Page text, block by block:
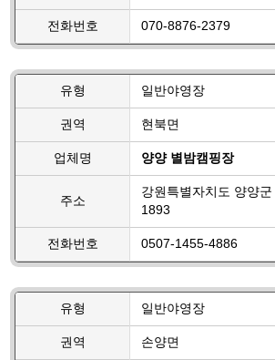
전화번호 070-8876-2379
유형 일반야영장
권역 현북면
업체명 양양 별밤캠핑장
주소
강원특별자치도 양양
1893
전화번호 0507-1455-4886
유형 일반야영장
권역 손양면